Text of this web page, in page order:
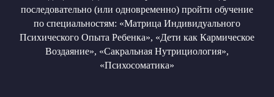
последовательно (или одновременно) пройти обучение
по специальностям: «Матрица Индивидуального
Психического Опыта Ребенка», «Дети как Кармическое
Воздаяние», «Сакральная Нутрициология»,
«Психосоматика»